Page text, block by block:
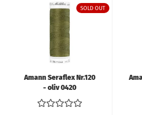
SOLD OUT
Amann Seraflex Nr.120
- oliv 0420